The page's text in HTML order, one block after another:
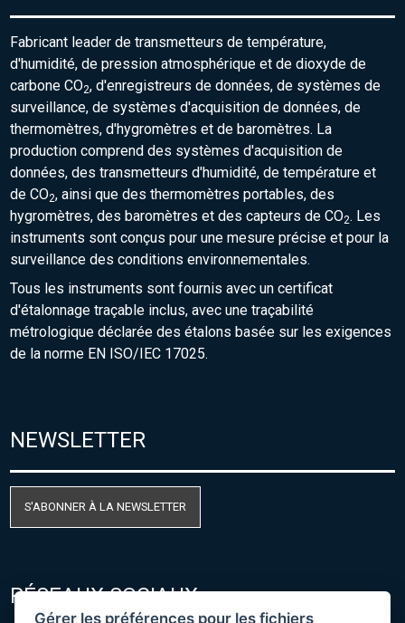
Fabricant leader de transmetteurs de température,
d'humidité, de pression atmosphérique et de dioxyde de
carbone CO2, d'enregistreurs de données, de systèmes de
surveillance, de systèmes d'acquisition de données, de
thermomètres, d'hygromètres et de baromètres. La
production comprend des systèmes d'acquisition de
données, des transmetteurs d'humidité, de température et
de CO2, ainsi que des thermomètres portables, des
hygromètres, des baromètres et des capteurs de CO2. Les
instruments sont conçus pour une mesure précise et pour la
surveillance des conditions environnementales.
Tous les instruments sont fournis avec un certificat
d'étalonnage traçable inclus, avec une traçabilité
métrologique déclarée des étalons basée sur les exigences
de la norme EN ISO/IEC 17025.
NEWSLETTER
S'ABONNER À LA NEWSLETTER
RÉSEAUX SOCIAUX
Gérer les préférences pour les fichiers